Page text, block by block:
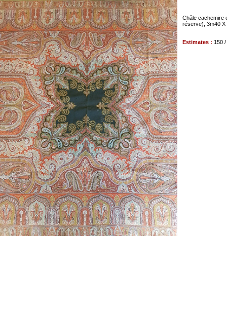
Châle cachemire
réserve), 3m40 X
Estimates : 150